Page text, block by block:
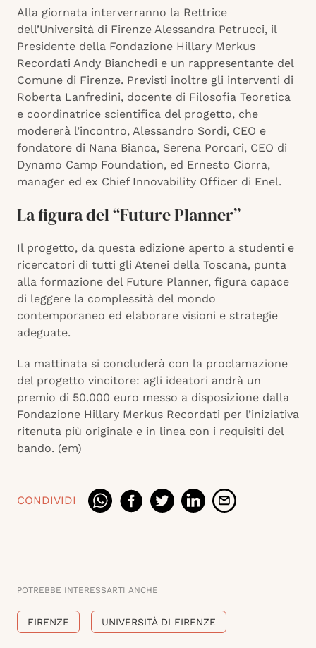
Alla giornata interverranno la Rettrice
dell’Università di Firenze Alessandra Petrucci, il
Presidente della Fondazione Hillary Merkus
Recordati Andy Bianchedi e un rappresentante del
Comune di Firenze. Previsti inoltre gli interventi di
Roberta Lanfredini, docente di Filosofia Teoretica
e coordinatrice scientifica del progetto, che
modererà l’incontro, Alessandro Sordi, CEO e
fondatore di Nana Bianca, Serena Porcari, CEO di
Dynamo Camp Foundation, ed Ernesto Ciorra,
manager ed ex Chief Innovability Officer di Enel.
La figura del “Future Planner”
Il progetto, da questa edizione aperto a studenti e
ricercatori di tutti gli Atenei della Toscana, punta
alla formazione del Future Planner, figura capace
di leggere la complessità del mondo
contemporaneo ed elaborare visioni e strategie
adeguate.
La mattinata si concluderà con la proclamazione
del progetto vincitore: agli ideatori andrà un
premio di 50.000 euro messo a disposizione dalla
Fondazione Hillary Merkus Recordati per l’iniziativa
ritenuta più originale e in linea con i requisiti del
bando. (em)
CONDIVIDI
POTREBBE INTERESSARTI ANCHE
FIRENZE UNIVERSITÀ DI FIRENZE